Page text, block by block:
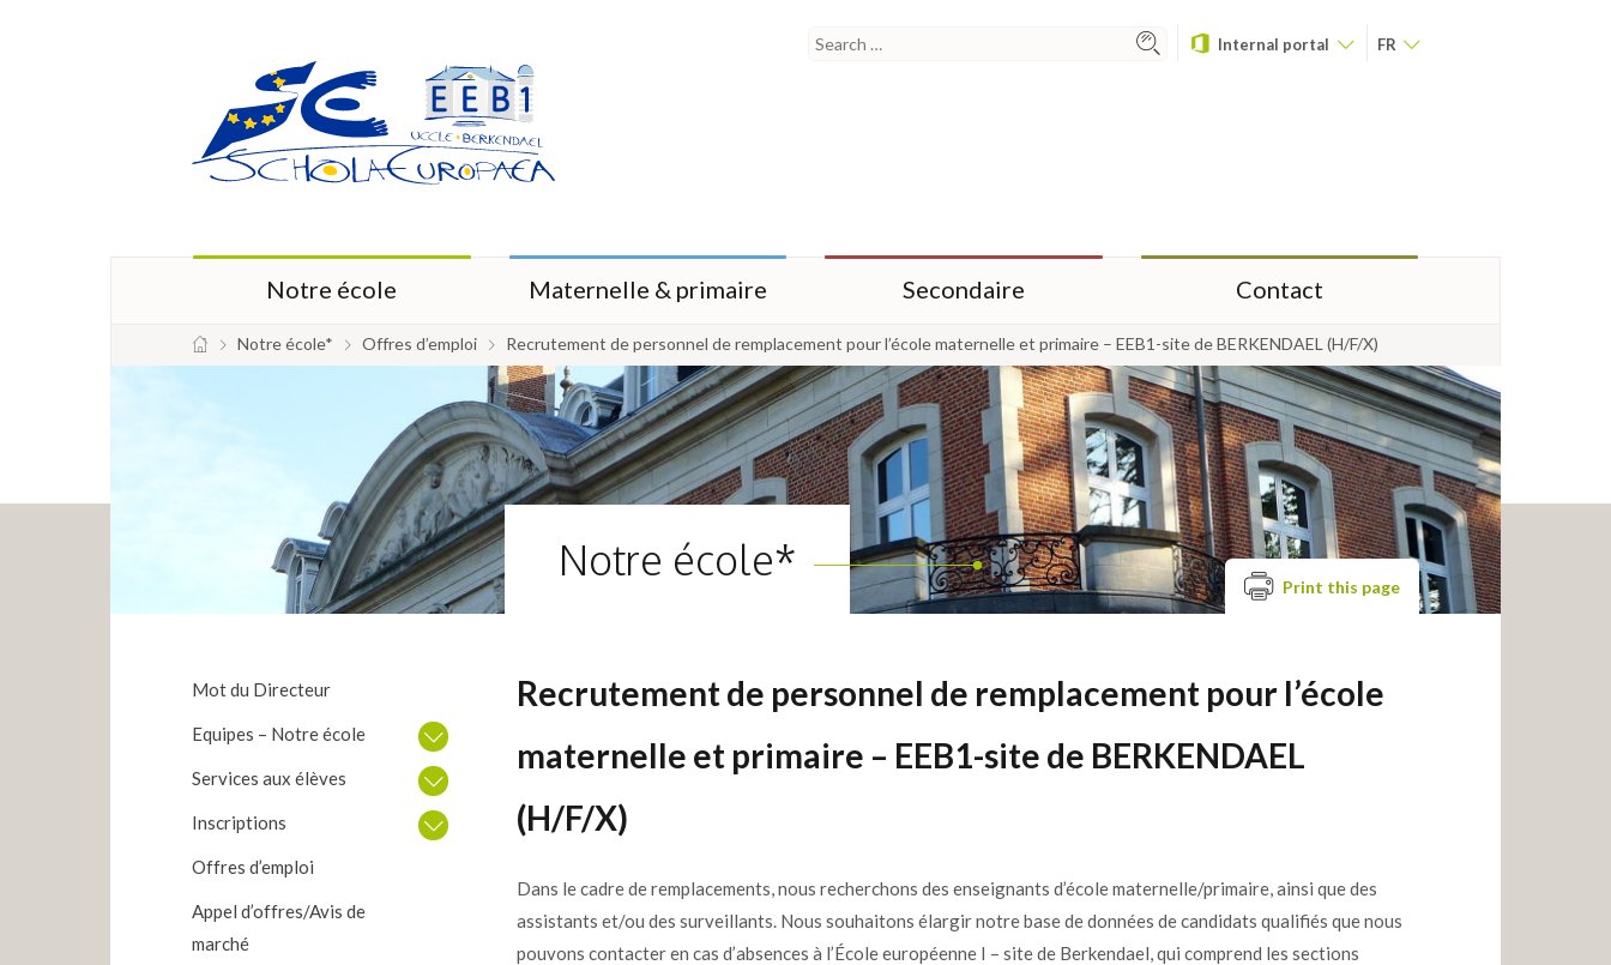
Internal portal FR
Notre école Maternelle & primaire Secondaire Contact
Notre école* Offres d’emploi Recrutement de personnel de remplacement pour l’école maternelle et primaire – EEB1-site de BERKENDAEL (H/F/X)
Notre école*
Print this page
Mot du Directeur
Equipes – Notre école
Services aux élèves
Inscriptions
Offres d’emploi
Appel d’offres/Avis de
marché
Recrutement de personnel de remplacement pour l’école
maternelle et primaire – EEB1-site de BERKENDAEL
(H/F/X)
Dans le cadre de remplacements, nous recherchons des enseignants d’école maternelle/primaire, ainsi que des
assistants et/ou des surveillants. Nous souhaitons élargir notre base de données de candidats qualifiés que nous
pouvons contacter en cas d’absences à l’École européenne I – site de Berkendael, qui comprend les sections